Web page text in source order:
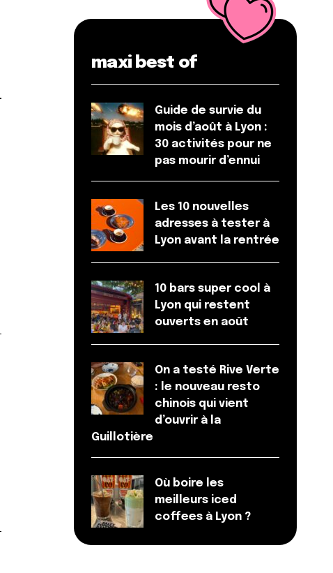
maxi best of
Guide de survie du
mois d’août à Lyon :
30 activités pour ne
pas mourir d’ennui
Les 10 nouvelles
adresses à tester à
Lyon avant la rentrée
10 bars super cool à
Lyon qui restent
ouverts en août
On a testé Rive Verte
: le nouveau resto
chinois qui vient
d’ouvrir à la
Guillotière
Où boire les
meilleurs iced
coffees à Lyon ?